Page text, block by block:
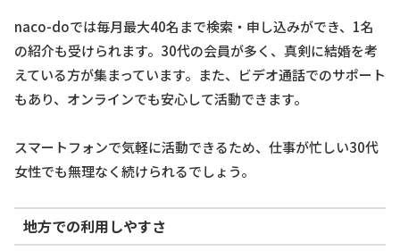
naco-doでは毎月最大40名まで検索・申し込みができ、1名
の紹介も受けられます。30代の会員が多く、真剣に結婚を考
えている方が集まっています。また、ビデオ通話でのサポート
もあり、オンラインでも安心して活動できます。
スマートフォンで気軽に活動できるため、仕事が忙しい30代
女性でも無理なく続けられるでしょう。
地方での利用しやすさ